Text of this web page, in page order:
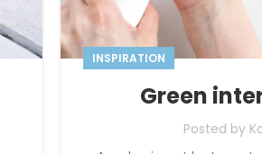
INSPIRATION
Green
Posted by